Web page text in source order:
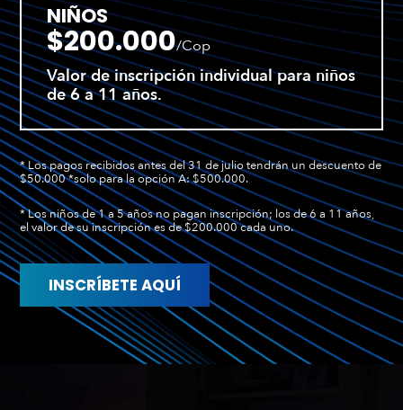
NIÑOS
$200.000/Cop
Valor de inscripción individual para niños
de 6 a 11 años.
* Los pagos recibidos antes del 31 de julio tendrán un descuento de
$50.000 *solo para la opción A: $500.000.
* Los niños de 1 a 5 años no pagan inscripción; los de 6 a 11 años,
el valor de su inscripción es de $200.000 cada uno.
INSCRÍBETE AQUÍ